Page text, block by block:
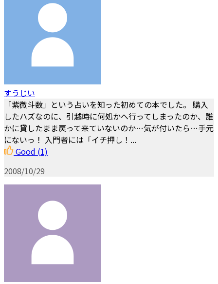
すうじい
「紫微斗数」という占いを知った初めての本でした。 購入
したハズなのに、引越時に何処かへ行ってしまったのか、誰
かに貸したまま戻って来ていないのか…気が付いたら…手元
にないっ！ 入門者には「イチ押し！...
Good (1)
2008/10/29